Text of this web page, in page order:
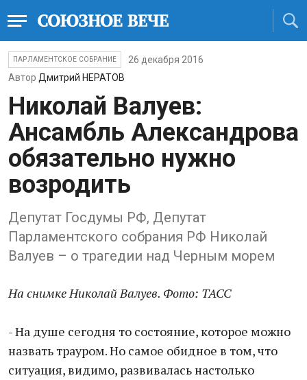
ПАРЛАМЕНТСКОЕ СОБРАНИЕ
26 декабря 2016
Автор Дмитрий НЕРАТОВ
Николай Валуев:
Ансамбль Александрова
обязательно нужно
возродить
Депутат Госдумы РФ, Депутат
Парламентского собрания РФ Николай
Валуев – о трагедии над Черным морем
На снимке Николай Валуев. Фото: ТАСС
- На душе сегодня то состояние, которое можно
назвать трауром. Но самое обидное в том, что
ситуация, видимо, развивалась настолько